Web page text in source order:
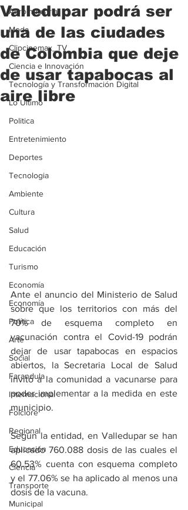
Agroindustria
Moda
Clipcinemax_TV
Ciencia e Innovación
Tecnología y Transformación Digital
Lo Ultimo
Politica
Entretenimiento
Deportes
Tecnologia
Ambiente
Cultura
Salud
Educación
Turismo
Economía
Economía
Política
Arte
Social
Farandula
Internacional
Folclore
Regional
Educación
Ciencia
Transporte
Municipal
Valledupar podrá ser
una de las ciudades
de Colombia que deje
de usar tapabocas al
aire libre
Ante el anuncio del Ministerio de Salud
sobre que los territorios con más del
70% de esquema completo en
vacunación contra el Covid-19 podrán
dejar de usar tapabocas en espacios
abiertos, la Secretaria Local de Salud
invitó a la comunidad a vacunarse para
poder implementar a la medida en este
municipio.
Según la entidad, en Valledupar se han
aplicado 760.088 dosis de las cuales el
60.53% cuenta con esquema completo
y el 77.06% se ha aplicado al menos una
dosis de la vacuna.